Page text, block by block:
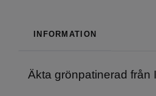
INFORMATION
Äkta grönpatinerad från